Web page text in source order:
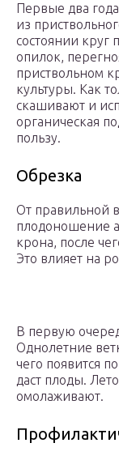
Первые два
из
состоянии круг
опилок,
приствольном
культуры. Как
скашивают и
органическая
пользу.
Обрезка
От правильной
плодоношение
крона, после
Это влияет на
В первую
Однолетние
чего появится
даст плоды.
омолаживают.